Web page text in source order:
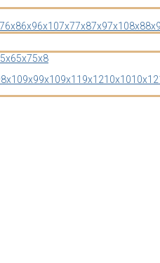
6x86x96x107x77x87x97x108x8
5x65x75x8
8x109x99x109x11 9x1210x1010x12